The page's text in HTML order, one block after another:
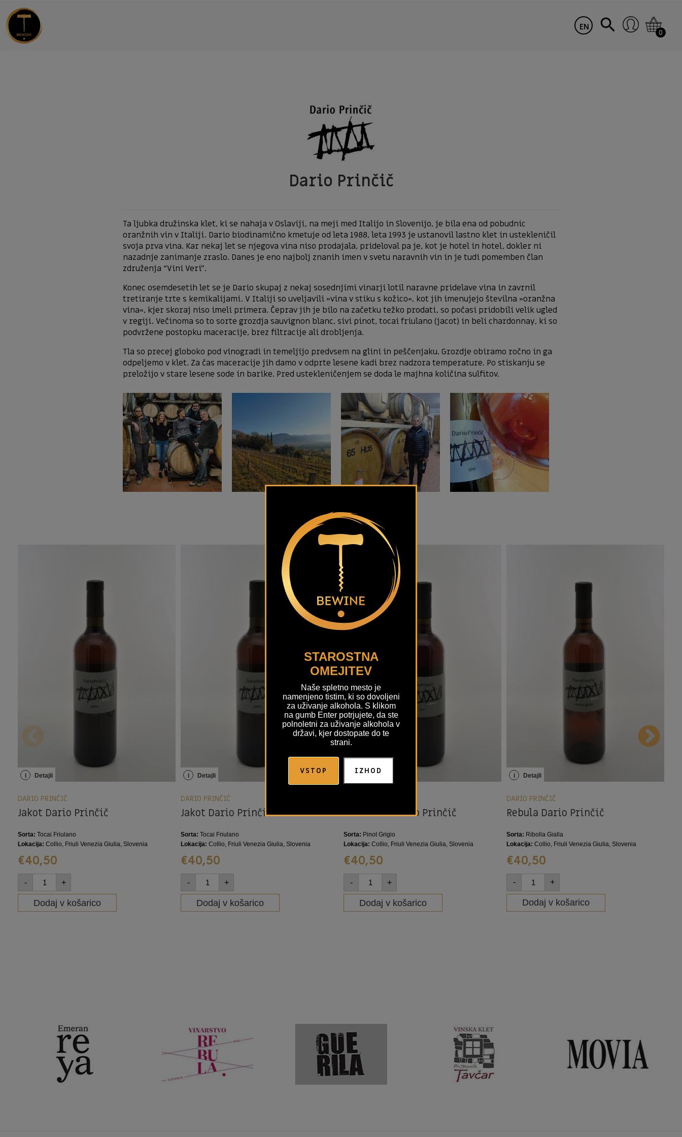
STAROSTNA
OMEJITEV
Naše spletno mesto je
namenjeno tistim, ki so dovoljeni
za uživanje alkohola. S klikom
na gumb Enter potrjujete, da ste
polnoletni za uživanje alkohola v
državi, kjer dostopate do te
strani.
VSTOP IZHOD
EN 0
Dario Prinčič
Ta ljubka družinska klet, ki se nahaja v Oslaviji, na meji med Italijo in Slovenijo, je bila ena od pobudnic
oranžnih vin v Italiji. Dario biodinamično kmetuje od leta 1988, leta 1993 je ustanovil lastno klet in ustekleničil
svoja prva vina. Kar nekaj let se njegova vina niso prodajala, prideloval pa je, kot je hotel in hotel, dokler ni
nazadnje zanimanje zraslo. Danes je eno najbolj znanih imen v svetu naravnih vin in je tudi pomemben član
združenja “Vini Veri”.
Konec osemdesetih let se je Dario skupaj z nekaj sosednjimi vinarji lotil naravne pridelave vina in zavrnil
tretiranje trte s kemikalijami. V Italiji so uveljavili »vina v stiku s kožico«, kot jih imenujejo številna »oranžna
vina«, kjer skoraj niso imeli primera. Čeprav jih je bilo na začetku težko prodati, so počasi pridobili velik ugled
v regiji. Večinoma so to sorte grozdja sauvignon blanc, sivi pinot, tocai friulano (jacot) in beli chardonnay, ki so
podvržene postopku maceracije, brez filtracije ali drobljenja.
Tla so precej globoko pod vinogradi in temeljijo predvsem na glini in peščenjaku. Grozdje obiramo ročno in ga
odpeljemo v klet. Za čas maceracije jih damo v odprte lesene kadi brez nadzora temperature. Po stiskanju se
preložijo v stare lesene sode in barike. Pred ustekleničenjem se doda le majhna količina sulfitov.
DARIO PRINČIČ
Jakot Dario Prinčič
Sorta: Tocai Friulano
Lokacija: Collio, Friuli Venezia Giulia, Slovenia
i Detajli
€40,50
- +
Dodaj v košarico
DARIO PRINČIČ
Jakot Dario Prinčič
Sorta: Tocai Friulano
Lokacija: Collio, Friuli Venezia Giulia, Slovenia
i Detajli
€40,50
- +
Dodaj v košarico
Sivi Pinot Dario Prinčič
Sorta: Pinot Grigio
Lokacija: Collio, Friuli Venezia Giulia, Slovenia
€40,50
- +
Dodaj v košarico
DARIO PRINČIČ
Rebula Dario Prinčič
Sorta: Ribolla Gialla
Lokacija: Collio, Friuli Venezia Giulia, Slovenia
i Detajli
€40,50
- +
Dodaj v košarico